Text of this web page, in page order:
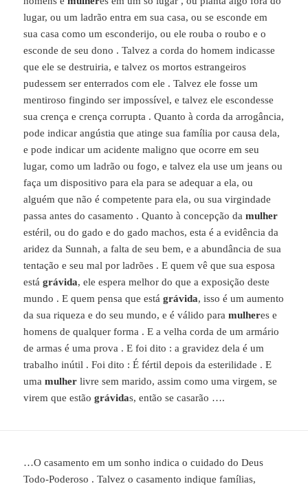
lugar, ou um ladrão entra em sua casa, ou se esconde em
sua casa como um esconderijo, ou ele rouba o roubo e o
esconde de seu dono . Talvez a corda do homem indicasse
que ele se destruiria, e talvez os mortos estrangeiros
pudessem ser enterrados com ele . Talvez ele fosse um
mentiroso fingindo ser impossível, e talvez ele escondesse
sua crença e crença corrupta . Quanto à corda da arrogância,
pode indicar angústia que atinge sua família por causa dela,
e pode indicar um acidente maligno que ocorre em seu
lugar, como um ladrão ou fogo, e talvez ela use um jeans ou
faça um dispositivo para ela para se adequar a ela, ou
alguém que não é competente para ela, ou sua virgindade
passa antes do casamento . Quanto à concepção damulher
estéril, ou do gado e do gado machos, esta é a evidência da
aridez da Sunnah, a falta de seu bem, e a abundância de sua
tentação e seu mal por ladrões . E quem vê que sua esposa
estágrávida, ele espera melhor do que a exposição deste
mundo . E quem pensa que estágrávida, isso é um aumento
da sua riqueza e do seu mundo, e é válido paramulheres e
homens de qualquer forma . E a velha corda de um armário
de armas é uma prova . E foi dito : a gravidez dela é um
trabalho inútil . Foi dito : É fértil depois da esterilidade . E
umamulher livre sem marido, assim como uma virgem, se
virem que estãográvidas, então se casarão ….
…O casamento em um sonho indica o cuidado do Deus
Todo-Poderoso . Talvez o casamento indique famílias,